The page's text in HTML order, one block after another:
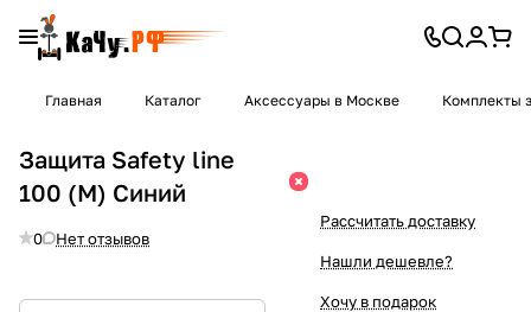
Главная Каталог Аксессуары в Москве Комплекты
Защита Safety line
100 (M) Синий
0 Нет отзывов
Рассчитать доставку
Нашли дешевле?
Хочу в подарок